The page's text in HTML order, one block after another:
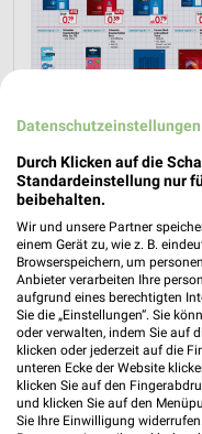
Angebote-
Dresden und
Aug.
Datenschutzeinstellungen
Durch Klicken auf die
Standardeinstellung nur
beibehalten.
Wir und unsere Partner
einem Gerät zu, wie z. B.
Browserspeichern, um
Anbieter verarbeiten Ihre
aufgrund eines berechtigten
Sie die „Einstellungen“. Sie
oder verwalten, indem Sie auf
klicken oder jederzeit auf die
unteren Ecke der Website
klicken Sie auf den
und klicken Sie auf den
Sie Ihre Einwilligung